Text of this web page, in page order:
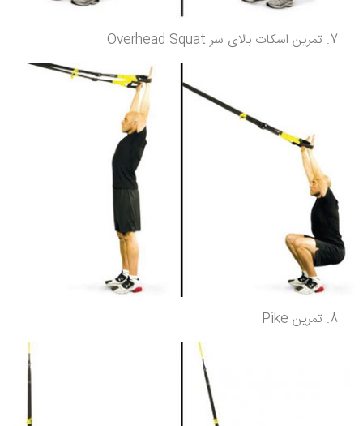
تمرین اسکات بالای سر Overhead Squat
تمرین Pike